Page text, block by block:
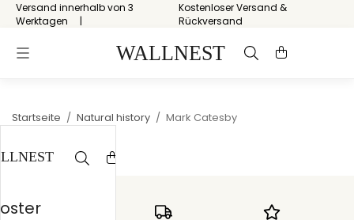
Versand innerhalb von 3
Werktagen
Kostenloser Versand &
Rückversand
Startseite / Natural history / Mark Catesby